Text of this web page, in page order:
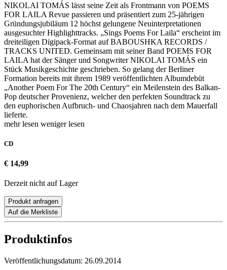
NIKOLAI TOMÁS lässt seine Zeit als Frontmann von POEMS
FOR LAILA Revue passieren und präsentiert zum 25-jährigen
Gründungsjubiläum 12 höchst gelungene Neuinterpretationen
ausgesuchter Highlighttracks. „Sings Poems For Laila“ erscheint im
dreiteiligen Digipack-Format auf BABOUSHKA RECORDS /
TRACKS UNITED. Gemeinsam mit seiner Band POEMS FOR
LAILA hat der Sänger und Songwriter NIKOLAI TOMÁS ein
Stück Musikgeschichte geschrieben. So gelang der Berliner
Formation bereits mit ihrem 1989 veröffentlichten Albumdebüt
„Another Poem For The 20th Century“ ein Meilenstein des Balkan-
Pop deutscher Provenienz, welcher den perfekten Soundtrack zu
den euphorischen Aufbruch- und Chaosjahren nach dem Mauerfall
lieferte.
mehr lesen weniger lesen
CD
€ 14,99
Derzeit nicht auf Lager
Produkt anfragen
Auf die Merkliste
Produktinfos
Veröffentlichungsdatum: 26.09.2014